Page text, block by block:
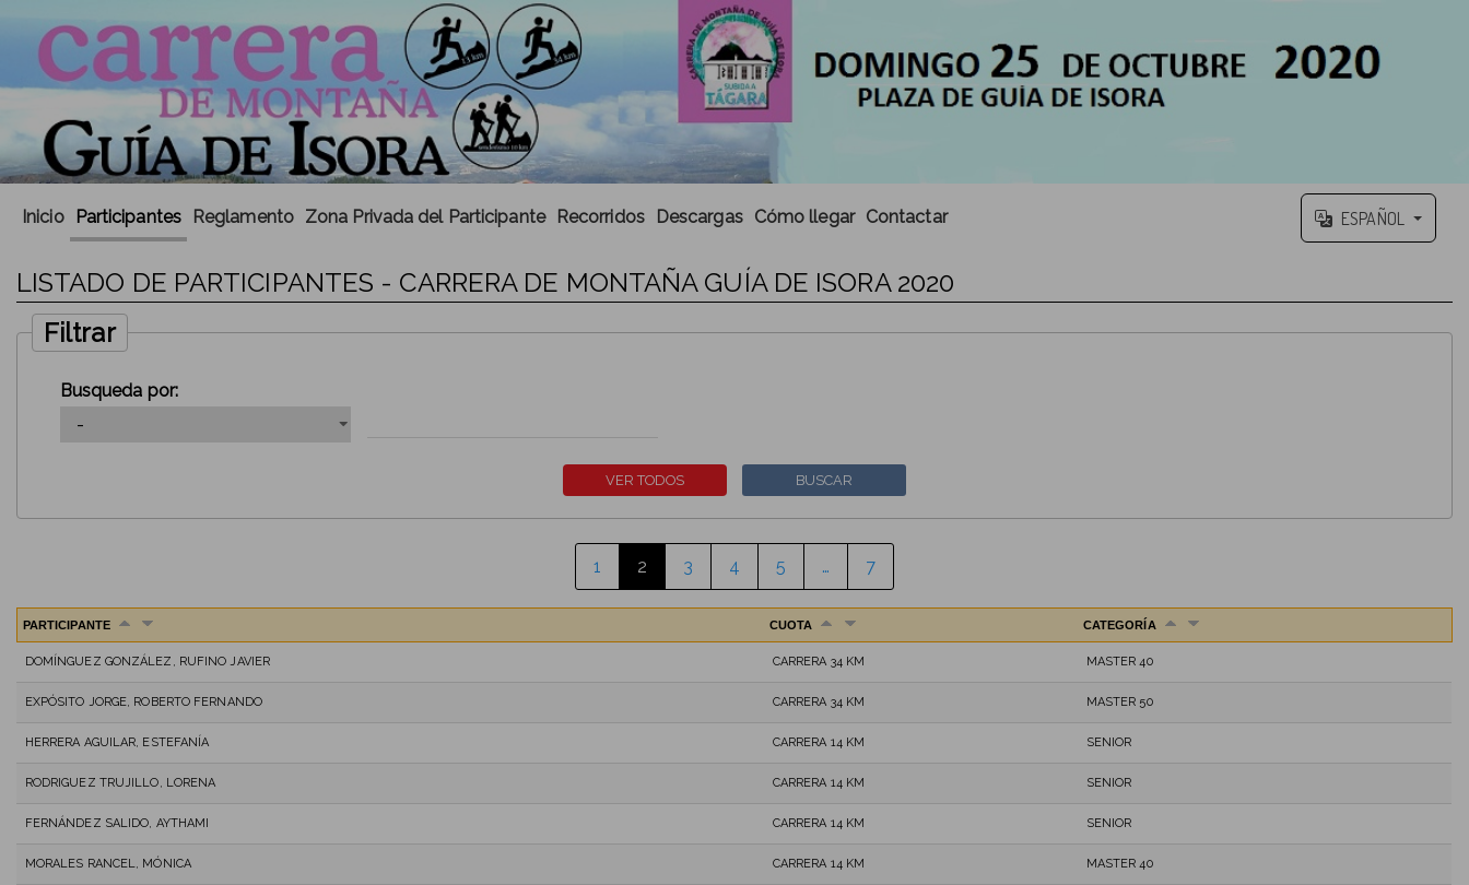
Inicio Participantes Reglamento Zona Privada del Participante Recorridos Descargas Cómo llegar Contactar ESPAÑOL
LISTADO DE PARTICIPANTES - CARRERA DE MONTAÑA GUÍA DE ISORA 2020
Filtrar
Busqueda por:
1 2 3 4 5 … 7
PARTICIPANTE CUOTA CATEGORÍA
DOMÍNGUEZ GONZÁLEZ, RUFINO JAVIER CARRERA 34 KM MASTER 40
EXPÓSITO JORGE, ROBERTO FERNANDO CARRERA 34 KM MASTER 50
HERRERA AGUILAR, ESTEFANÍA CARRERA 14 KM SENIOR
RODRIGUEZ TRUJILLO, LORENA CARRERA 14 KM SENIOR
FERNÁNDEZ SALIDO, AYTHAMI CARRERA 14 KM SENIOR
MORALES RANCEL, MÓNICA CARRERA 14 KM MASTER 40